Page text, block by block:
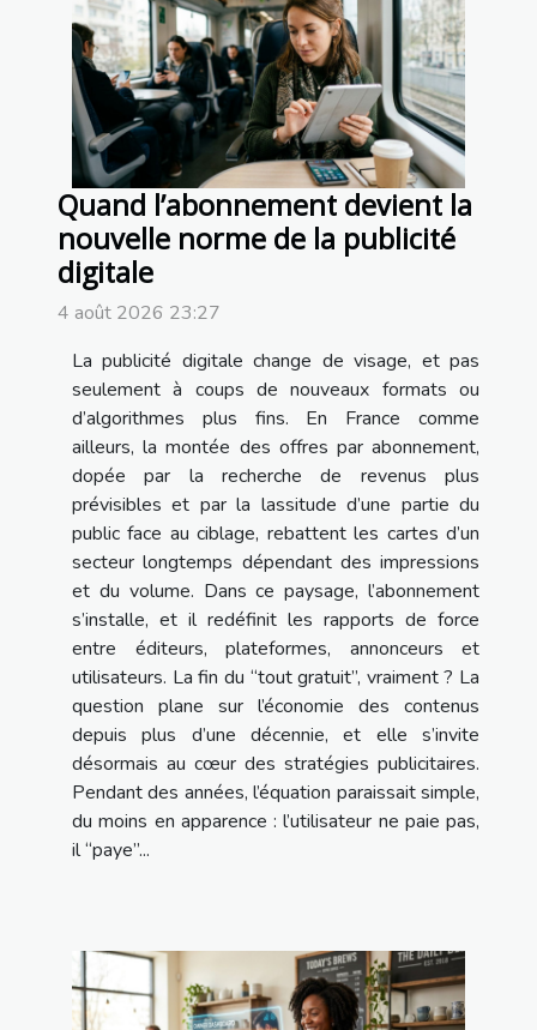
Quand l’abonnement devient la
nouvelle norme de la publicité
digitale
4 août 2026 23:27
La publicité digitale change de visage, et pas
seulement à coups de nouveaux formats ou
d’algorithmes plus fins. En France comme
ailleurs, la montée des offres par abonnement,
dopée par la recherche de revenus plus
prévisibles et par la lassitude d’une partie du
public face au ciblage, rebattent les cartes d’un
secteur longtemps dépendant des impressions
et du volume. Dans ce paysage, l’abonnement
s’installe, et il redéfinit les rapports de force
entre éditeurs, plateformes, annonceurs et
utilisateurs. La fin du “tout gratuit”, vraiment ? La
question plane sur l’économie des contenus
depuis plus d’une décennie, et elle s’invite
désormais au cœur des stratégies publicitaires.
Pendant des années, l’équation paraissait simple,
du moins en apparence : l’utilisateur ne paie pas,
il “paye”...